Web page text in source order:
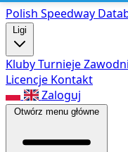
Polish Speedway
Ligi
KlubyTurnieje
Licencje Kontakt
Zaloguj
Otwórz menu główne